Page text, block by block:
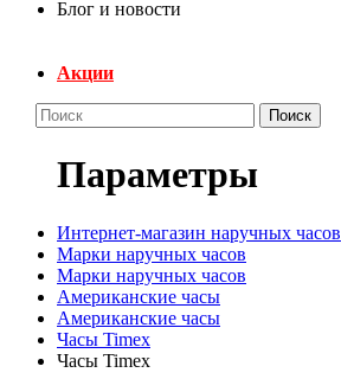
Блог и новости
Акции
Поиск
Параметры
Интернет-магазин наручных часов
Марки наручных часов
Марки наручных часов
Американские часы
Американские часы
Часы Timex
Часы Timex